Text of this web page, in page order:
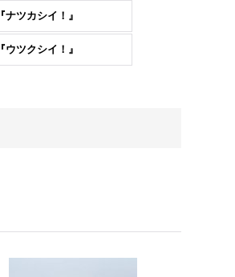
『ナツカシイ！』
『ウツクシイ！』